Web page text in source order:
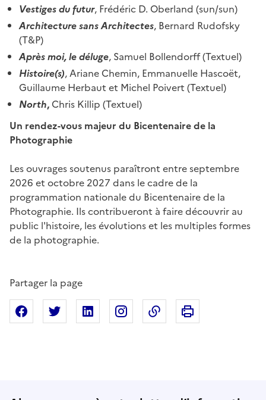
Vestiges du futur, Frédéric D. Oberland (sun/sun)
Architecture sans Architectes, Bernard Rudofsky
(T&P)
Après moi, le déluge, Samuel Bollendorff (Textuel)
Histoire(s), Ariane Chemin, Emmanuelle Hascoët,
Guillaume Herbaut et Michel Poivert (Textuel)
North, Chris Killip (Textuel)
Un rendez-vous majeur du Bicentenaire de la
Photographie
Les ouvrages soutenus paraîtront entre septembre
2026 et octobre 2027 dans le cadre de la
programmation nationale du Bicentenaire de la
Photographie. Ils contribueront à faire découvrir au
public l'histoire, les évolutions et les multiples formes
de la photographie.
Partager la page
Partager sur Facebook
Partager sur XPartager sur Linkedin
Partager sur Instagram
Copier dans le
Imprimer cette